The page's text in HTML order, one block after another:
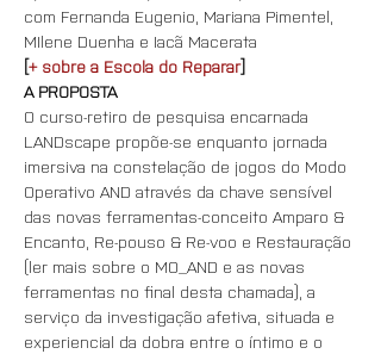
com Fernanda Eugenio, Mariana Pimentel,
MIlene Duenha e Iacã Macerata
[+ sobre a Escola do Reparar]
A PROPOSTA
O curso-retiro de pesquisa encarnada
LANDscape propõe-se enquanto jornada
imersiva na constelação de jogos do Modo
Operativo AND através da chave sensível
das novas ferramentas-conceito Amparo &
Encanto, Re-pouso & Re-voo e Restauração
(ler mais sobre o MO_AND e as novas
ferramentas no final desta chamada), a
serviço da investigação afetiva, situada e
experiencial da dobra entre o íntimo e o